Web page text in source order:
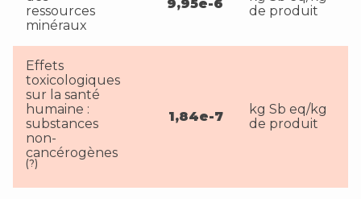
ressources
minéraux
9,95e-6
de produit
Effets
toxicologiques
sur la santé
humaine :
substances
non-
cancérogènes
(?)
1,84e-7
kg Sb eq/kg
de produit